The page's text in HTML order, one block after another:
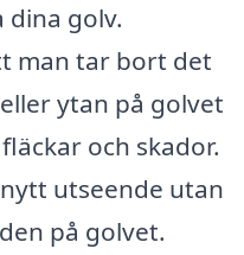
golv.
man tar bort det
ytan på golvet
och skador.
utseende utan
på golvet.